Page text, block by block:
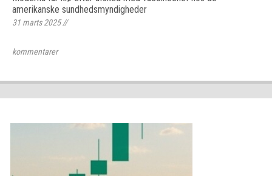
amerikanske sundhedsmyndigheder
31 marts 2025//
kommentarer